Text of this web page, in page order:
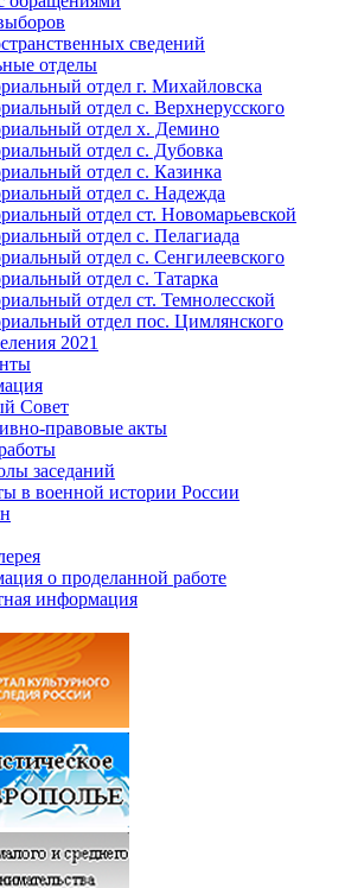
сведений
отделы
отдел г. Михайловска
отдел с. Верхнерусского
отдел х. Демино
отдел с. Дубовка
отдел с. Казинка
отдел с. Надежда
отдел ст. Новомарьевской
отдел с. Пелагиада
отдел с. Сенгилеевского
отдел с. Татарка
отдел ст. Темнолесской
отдел пос. Цимлянского
2021
Совет
правовые акты
заседаний
в военной истории России
о проделанной работе
информация